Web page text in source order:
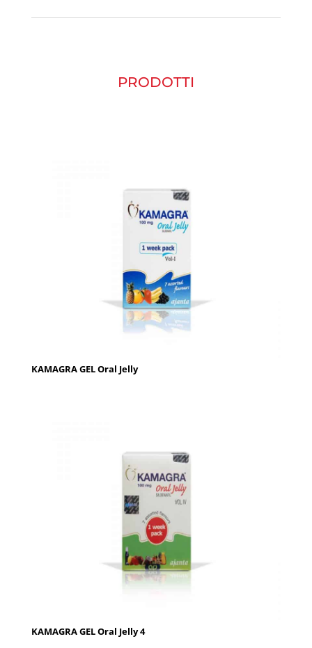
PRODOTTI
KAMAGRA GEL Oral Jelly
KAMAGRA GEL Oral Jelly 4